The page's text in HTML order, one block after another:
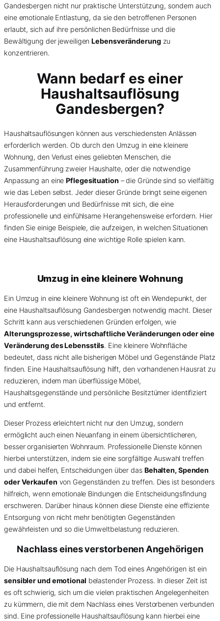
Gandesbergen nicht nur praktische Unterstützung, sondern auch
eine emotionale Entlastung, da sie den betroffenen Personen
erlaubt, sich auf ihre persönlichen Bedürfnisse und die
Bewältigung der jeweiligenLebensveränderungzu
konzentrieren.
Wann bedarf es einer
Haushaltsauflösung
Gandesbergen?
Haushaltsauflösungen können aus verschiedensten Anlässen
erforderlich werden. Ob durch den Umzug in eine kleinere
Wohnung, den Verlust eines geliebten Menschen, die
Zusammenführung zweier Haushalte, oder die notwendige
Anpassung an einePflegesituation – die Gründe sind so vielfältig
wie das Leben selbst. Jeder dieser Gründe bringt seine eigenen
Herausforderungen und Bedürfnisse mit sich, die eine
professionelle und einfühlsame Herangehensweise erfordern. Hier
finden Sie einige Beispiele, die aufzeigen, in welchen Situationen
eine Haushaltsauflösung eine wichtige Rolle spielen kann.
Umzug in eine kleinere Wohnung
Ein Umzug in eine kleinere Wohnung ist oft ein Wendepunkt, der
eine Haushaltsauflösung Gandesbergen notwendig macht. Dieser
Schritt kann aus verschiedenen Gründen erfolgen, wie
Alterungsprozesse, wirtschaftliche Veränderungen oder eine
Veränderung des Lebensstils. Eine kleinere Wohnfläche
bedeutet, dass nicht alle bisherigen Möbel und Gegenstände Platz
finden. Eine Haushaltsauflösung hilft, den vorhandenen Hausrat zu
reduzieren, indem man überflüssige Möbel,
Haushaltsgegenstände und persönliche Besitztümer identifiziert
und entfernt.
Dieser Prozess erleichtert nicht nur den Umzug, sondern
ermöglicht auch einen Neuanfang in einem übersichtlicheren,
besser organisierten Wohnraum. Professionelle Dienste können
hierbei unterstützen, indem sie eine sorgfältige Auswahl treffen
und dabei helfen, Entscheidungen über das Behalten, Spenden
oder Verkaufen von Gegenständen zu treffen. Dies ist besonders
hilfreich, wenn emotionale Bindungen die Entscheidungsfindung
erschweren. Darüber hinaus können diese Dienste eine effiziente
Entsorgung von nicht mehr benötigten Gegenständen
gewährleisten und so die Umweltbelastung reduzieren.
Nachlass eines verstorbenen Angehörigen
Die Haushaltsauflösung nach dem Tod eines Angehörigen ist ein
sensibler und emotional belastender Prozess. In dieser Zeit ist
es oft schwierig, sich um die vielen praktischen Angelegenheiten
zu kümmern, die mit dem Nachlass eines Verstorbenen verbunden
sind. Eine professionelle Haushaltsauflösung kann hierbei eine